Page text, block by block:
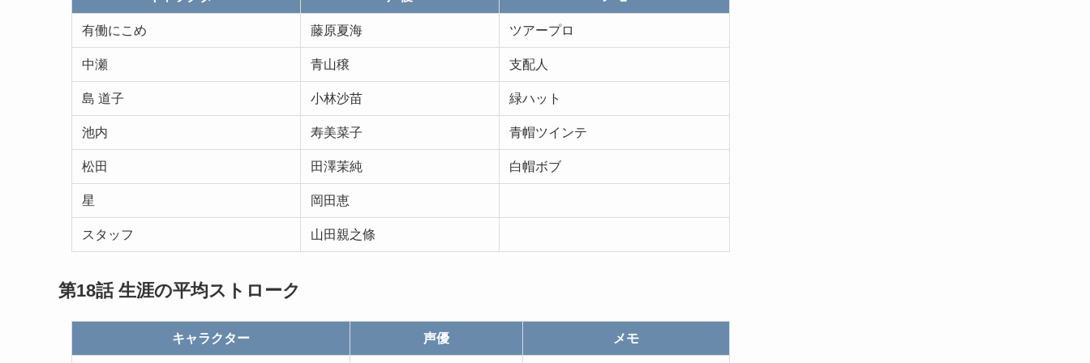
有働にこめ 藤原夏海 ツアープロ
中瀬 青山穣 支配人
島 道子 小林沙苗 緑ハット
池内 寿美菜子 青帽ツインテ
松田 田澤茉純 白帽ボブ
星 岡田恵
スタッフ 山田親之條
第18話 生涯の平均ストローク
キャラクター 声優 メモ